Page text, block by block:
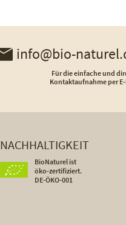
info@bio-
Für die einfache und
Kontaktaufnahme per
NACHHALTIGKEIT
BioNaturel ist
öko-zertifiziert.
DE-ÖKO-001